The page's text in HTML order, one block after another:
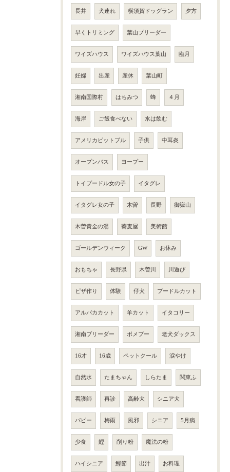
長井 犬連れ 横須賀ドッグラン 夕方
早くトリミング 葉山ブリーダー
ワイズハウス ワイズハウス葉山 臨月
妊婦 出産 産休 葉山町
湘南国際村 はちみつ 蜂 ４月
海岸 ご飯食べない 水は飲む
アメリカピットブル 子供 中耳炎
オープンバス ヨープー
トイプードル女の子 イタグレ
イタグレ女の子 木曽 長野 御嶽山
木曽黄金の湯 蕎麦屋 美術館
ゴールデンウィーク GW お休み
おもちゃ 長野県 木曽川 川遊び
ピザ作り 体験 仔犬 プードルカット
アルパカカット 羊カット イタコリー
湘南ブリーダー ポメプー 老犬ダックス
16才 16歳 ペットクール 涙やけ
自然水 たまちゃん しらたま 関東ふ
看護師 再診 高齢犬 シニア犬
パピー 梅雨 風邪 シニア 5月病
少食 鰹 削り粉 魔法の粉
ハイシニア 鰹節 出汁 お料理